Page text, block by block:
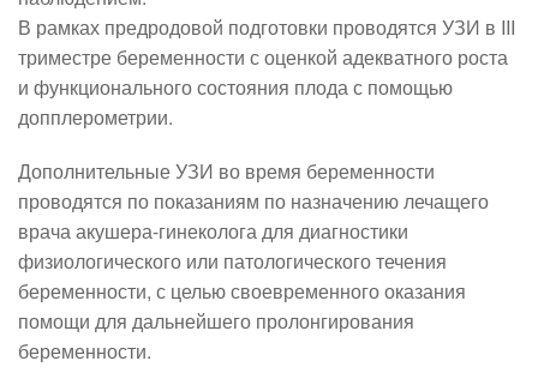
В рамках предродовой подготовки проводятся УЗИ в III
триместре беременности с оценкой адекватного роста
и функционального состояния плода с помощью
допплерометрии.
Дополнительные УЗИ во время беременности
проводятся по показаниям по назначению лечащего
врача акушера-гинеколога для диагностики
физиологического или патологического течения
беременности, с целью своевременного оказания
помощи для дальнейшего пролонгирования
беременности.